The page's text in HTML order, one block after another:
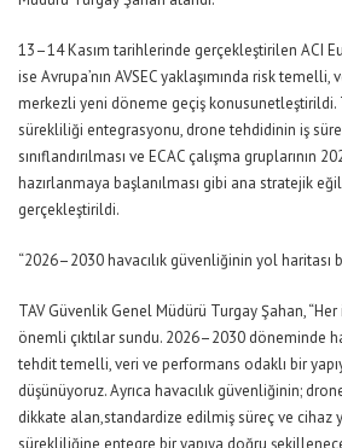
13–14 Kasım tarihlerinde gerçekleştirilen ACI
ise Avrupa’nın AVSEC yaklaşımında risk
merkezli yeni döneme geçiş konusunetleştirildi.
sürekliliği entegrasyonu, drone tehdidinin iş
sınıflandırılması ve ECAC çalışma gruplarının
hazırlanmaya başlanılması gibi ana stratejik
gerçekleştirildi.
“2026–2030 havacılık güvenliğinin yol haritası
TAV Güvenlik Genel Müdürü Turgay Şahan,
önemli çıktılar sundu. 2026–2030 döneminde
tehdit temelli, veri ve performans odaklı bir
düşünüyoruz. Ayrıca havacılık güvenliğinin;
dikkate alan,standardize edilmiş süreç ve cihaz
sürekliliğine entegre bir yapıya doğru